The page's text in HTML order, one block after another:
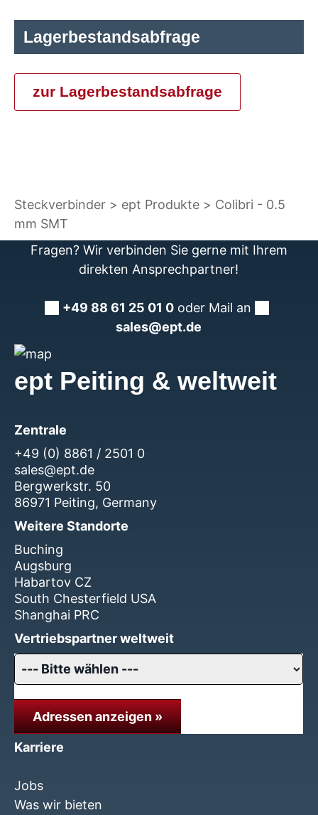
Lagerbestandsabfrage
zur Lagerbestandsabfrage
Steckverbinder ept Produkte
Colibri - 0.5
mm SMT
Fragen? Wir verbinden Sie gerne mit Ihrem
direkten Ansprechpartner!
+49 88 61 25 01 0 oder Mail an
sales@ept.de
ept Peiting & weltweit
Zentrale
+49 (0) 8861 / 2501 0
sales@ept.de
Bergwerkstr. 50
86971 Peiting, Germany
Weitere Standorte
Buching
Augsburg
Habartov CZ
South Chesterfield USA
Shanghai PRC
Vertriebspartner weltweit
Adressen anzeigen »
Karriere
Jobs
Was wir bieten